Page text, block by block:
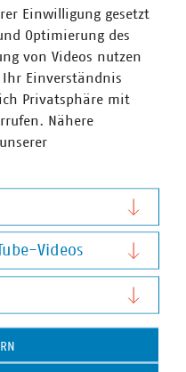
für die Umkleiden und
Erhöhung der
Unternehmen
in
Investitionen in
erwirtschaften einen
Euro und sind wichtiger
Beschäftigte.
Einwilligung gesetzt
Optimierung des
von Videos nutzen
Ihr Einverständnis
Privatsphäre mit
Nähere
Videos